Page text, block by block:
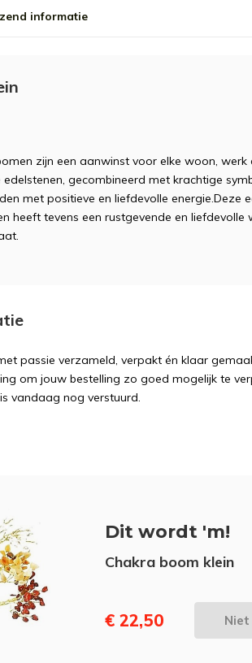
informatie
zijn een aanwinst voor elke woon, werk
gecombineerd met krachtige
met positieve en liefdevolle energie.Deze
heeft tevens een rustgevende en liefdevolle
passie verzameld, verpakt én klaar
om jouw bestelling zo goed mogelijk te
vandaag nog verstuurd.
Dit wordt 'm!
Chakra boom klein
€ 22,50